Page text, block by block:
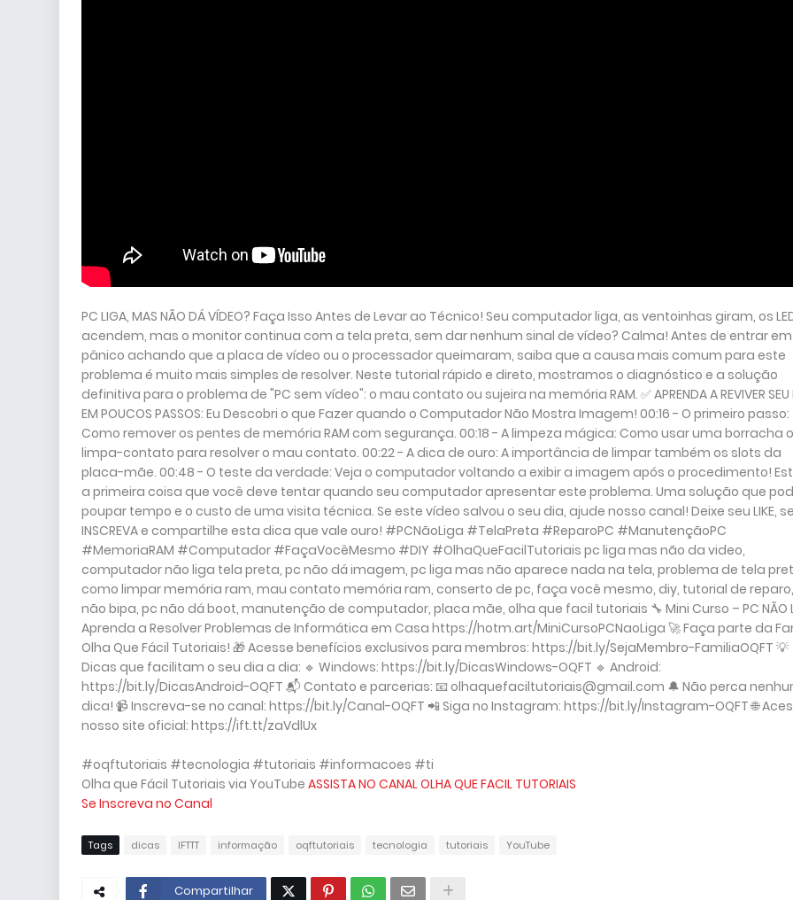
PC LIGA, MAS NÃO DÁ VÍDEO? Faça Isso Antes de Levar ao Técnico! Seu computador liga, as ventoinhas giram, os
acendem, mas o monitor continua com a tela preta, sem dar nenhum sinal de vídeo? Calma! Antes de entrar em
pânico achando que a placa de vídeo ou o processador queimaram, saiba que a causa mais comum para este
problema é muito mais simples de resolver. Neste tutorial rápido e direto, mostramos o diagnóstico e a solução
definitiva para o problema de "PC sem vídeo": o mau contato ou sujeira na memória RAM. ✅ APRENDA A REVIVER SEU
EM POUCOS PASSOS: Eu Descobri o que Fazer quando o Computador Não Mostra Imagem! 00:16 - O primeiro passo:
Como remover os pentes de memória RAM com segurança. 00:18 - A limpeza mágica: Como usar uma borracha
limpa-contato para resolver o mau contato. 00:22 - A dica de ouro: A importância de limpar também os slots da
placa-mãe. 00:48 - O teste da verdade: Veja o computador voltando a exibir a imagem após o procedimento!
a primeira coisa que você deve tentar quando seu computador apresentar este problema. Uma solução que
poupar tempo e o custo de uma visita técnica. Se este vídeo salvou o seu dia, ajude nosso canal! Deixe seu LIKE, se
INSCREVA e compartilhe esta dica que vale ouro! #PCNãoLiga #TelaPreta #ReparoPC #ManutençãoPC
#MemoriaRAM #Computador #FaçaVocêMesmo #DIY #OlhaQueFacilTutoriais pc liga mas não da video,
computador não liga tela preta, pc não dá imagem, pc liga mas não aparece nada na tela, problema de tela
como limpar memória ram, mau contato memória ram, conserto de pc, faça você mesmo, diy, tutorial de
não bipa, pc não dá boot, manutenção de computador, placa mãe, olha que facil tutoriais 🔧 Mini Curso – PC NÃO
Aprenda a Resolver Problemas de Informática em Casa https://hotm.art/MiniCursoPCNaoLiga 🚀 Faça parte da
Olha Que Fácil Tutoriais! 🎁 Acesse benefícios exclusivos para membros: https://bit.ly/SejaMembro-FamiliaOQFT 💡
Dicas que facilitam o seu dia a dia: 🔹 Windows: https://bit.ly/DicasWindows-OQFT 🔹 Android:
https://bit.ly/DicasAndroid-OQFT 📬 Contato e parcerias: 📧 olhaquefaciltutoriais@gmail.com 🔔 Não perca
dica! 📹 Inscreva-se no canal: https://bit.ly/Canal-OQFT 📲 Siga no Instagram: https://bit.ly/Instagram-OQFT 🌐
nosso site oficial: https://ift.tt/zaVdlUx
#oqftutoriais #tecnologia #tutoriais #informacoes #ti
Olha que Fácil Tutoriais via YouTube ASSISTA NO CANAL OLHA QUE FACIL TUTORIAIS
Se Inscreva no Canal
Tags dicas IFTTT informação oqftutoriais tecnologia tutoriais YouTube
Compartilhar